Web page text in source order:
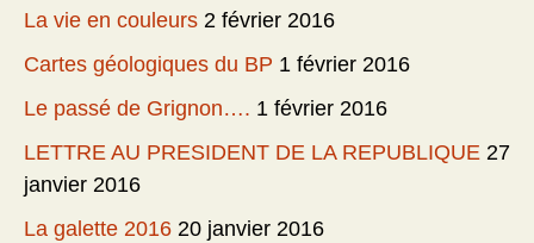
La vie en couleurs 2 février 2016
Cartes géologiques du BP 1 février 2016
Le passé de Grignon…. 1 février 2016
LETTRE AU PRESIDENT DE LA REPUBLIQUE 27
janvier 2016
La galette 2016 20 janvier 2016